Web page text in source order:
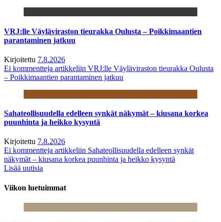
VRJ:lle Väyläviraston tieurakka Oulusta – Poikkimaantien
parantaminen jatkuu
Kirjoitettu 7.8.2026
Ei kommentteja artikkeliin VRJ:lle Väyläviraston tieurakka Oulusta
– Poikkimaantien parantaminen jatkuu
Sahateollisuudella edelleen synkät näkymät – kiusana korkea
puunhinta ja heikko kysyntä
Kirjoitettu 7.8.2026
Ei kommentteja artikkeliin Sahateollisuudella edelleen synkät
näkymät – kiusana korkea puunhinta ja heikko kysyntä
Lisää uutisia
Viikon luetuimmat